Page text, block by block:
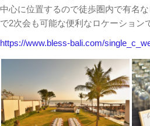
中心に位置するので徒歩圏内で有名
で2次会も可能な便利なロケーション
https://www.bless-bali.com/